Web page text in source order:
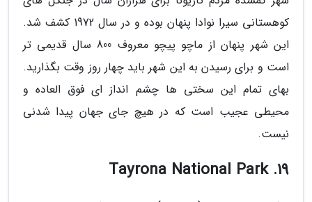
کوهستانی سیرا نوادا پنهان بوده و در سال 1972 کشف شد.
این شهر پنهان از ماچو پیچو معروف 800 سال قدیمی تر
است و برای رسیدن به این شهر باید چهار روز وقت بگذارید.
بهای تمام این سختی ها چشم انداز ای فوق العاده و
محیطی عجیب است که در هیچ جای جهان پیدا شدنی
نیست.
19. Tayrona National Park